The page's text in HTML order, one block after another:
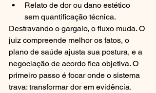
Relato de dor ou dano estético
sem quantificação técnica.
Destravando o gargalo, o fluxo muda. O
juiz compreende melhor os fatos, o
plano de saúde ajusta sua postura, e a
negociação de acordo fica objetiva. O
primeiro passo é focar onde o sistema
trava: transformar dor em evidência.